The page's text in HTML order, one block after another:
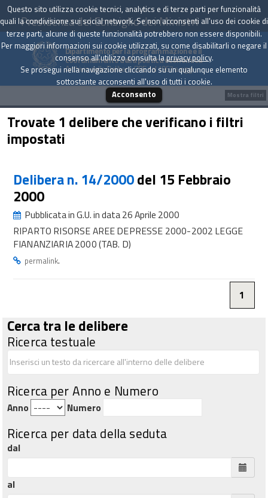
Presidenza del Consiglio dei Ministri
Dipartimento per la programmazione e il
coordinamento della politica economica
Archivio delle Delibere CIPE dal 1967 a oggi
Trovate 1 delibere che verificano i filtri
impostati
Delibera n. 14/2000del 15 Febbraio
2000
Pubblicata in G.U. in data 26 Aprile 2000
RIPARTO RISORSE AREE DEPRESSE 2000-2002 LEGGE
FIANANZIARIA 2000 (TAB. D)
permalink.
1
Cerca tra le delibere
Ricerca testuale
Ricerca per Anno e Numero
Anno Numero
Ricerca per data della seduta
dal
al
Mostra filtri
Questo sito utilizza cookie tecnici, analytics e di terze parti per funzionalità
quali la condivisione sui social network. Se non acconsenti all'uso dei cookie di
terze parti, alcune di queste funzionalità potrebbero non essere disponibili.
Per maggiori informazioni sui cookie utilizzati, su come disabilitarli o negare il
consenso all'utilizzo consulta laprivacy policy.
Se prosegui nella navigazione cliccando su un qualunque elemento
sottostante acconsenti all'uso di tutti i cookie.
Acconsento